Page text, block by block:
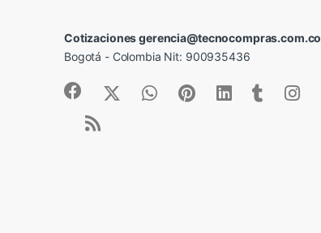
Cotizaciones gerencia@tecnocompras.com.co
Bogotá - Colombia Nit: 900935436